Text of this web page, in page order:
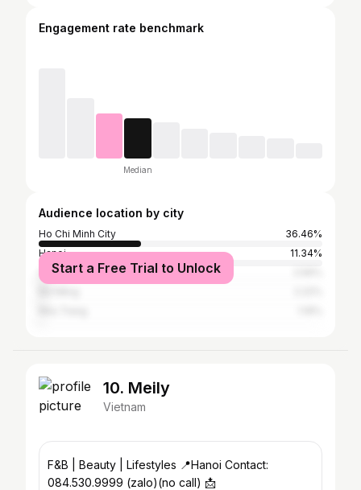
Engagement rate benchmark
Median
Audience location by city
Ho Chi Minh City
36.46%
Hanoi
11.34%
Can Tho
Start a Free Trial to Unlock
10. Meily
Vietnam
F&B | Beauty | Lifestyles 📍Hanoi Contact:
084.530.9999 (zalo)(no call) 📩